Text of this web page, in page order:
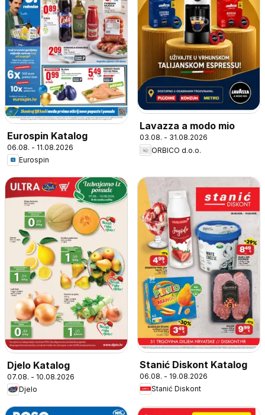
Eurospin Katalog
06.08. - 11.08.2026
Eurospin
Lavazza a modo mio
03.08. - 31.08.2026
ORBICO d.o.o.
Djelo Katalog
07.08. - 10.08.2026
Djelo
Stanić Diskont Katalog
06.08. - 19.08.2026
Stanić Diskont